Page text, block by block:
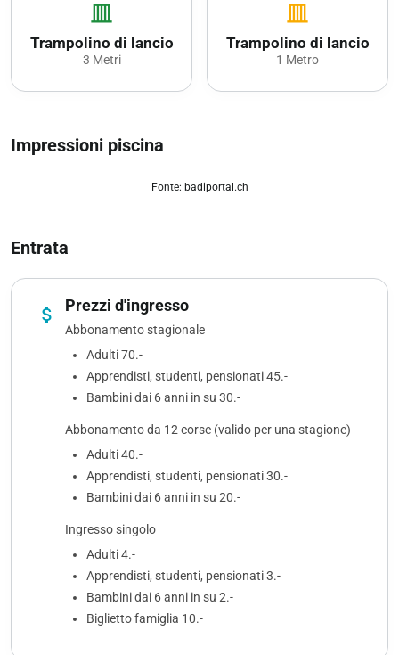
vertical_shades_closed
Trampolino di lancio
3 Metri
vertical_shades_closed
Trampolino di lancio
1 Metro
Impressioni piscina
Fonte: badiportal.ch
Entrata
attach_money Prezzi d'ingresso
Abbonamento stagionale
Adulti 70.-
Apprendisti, studenti, pensionati 45.-
Bambini dai 6 anni in su 30.-
Abbonamento da 12 corse (valido per una stagione)
Adulti 40.-
Apprendisti, studenti, pensionati 30.-
Bambini dai 6 anni in su 20.-
Ingresso singolo
Adulti 4.-
Apprendisti, studenti, pensionati 3.-
Bambini dai 6 anni in su 2.-
Biglietto famiglia 10.-